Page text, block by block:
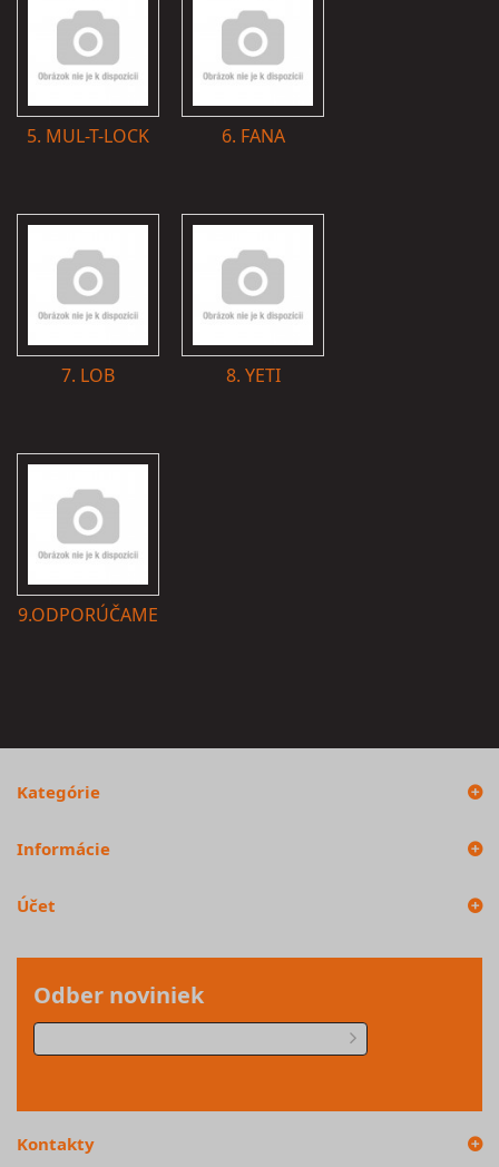
5. MUL-T-LOCK 6. FANA
7. LOB 8. YETI
9.ODPORÚČAME
Kategórie
Informácie
Účet
Odber noviniek
Kontakty